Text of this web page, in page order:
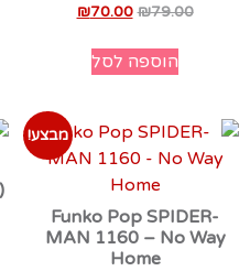
₪79.00
₪70.00
הוספה לסל
מבצע!
Funko Pop SPIDER-
MAN 1160 – No Way
Home